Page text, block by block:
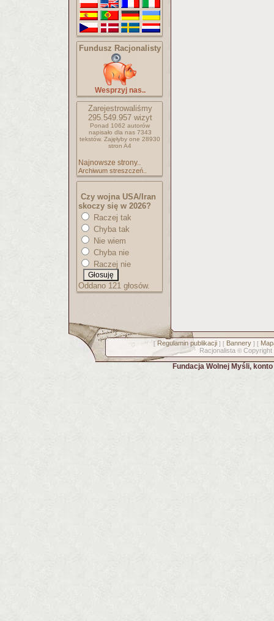
Fundusz Racjonalisty
Wesprzyj nas..
Zarejestrowaliśmy
295.549.957wizyt
Ponad 1062 autorów
napisało dla nas 7343
tekstów. Zajęłyby one 28930
stron A4
Najnowsze strony..
Archiwum streszczeń..
Czy wojna USA/Iran
skoczy się w 2026?
Raczej tak
Chyba tak
Nie wiem
Chyba nie
Raczej nie
Oddano 121 głosów.
[ Regulamin publikacji] [ Bannery] [
Racjonalista © Copyright
Fundacja Wolnej Myśli,